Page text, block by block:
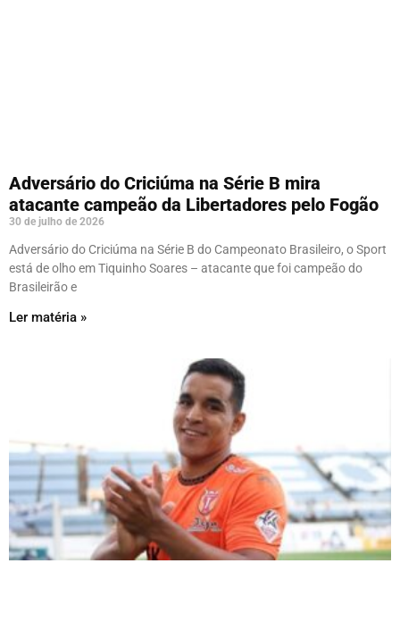
Adversário do Criciúma na Série B mira
atacante campeão da Libertadores pelo Fogão
30 de julho de 2026
Adversário do Criciúma na Série B do Campeonato Brasileiro, o Sport
está de olho em Tiquinho Soares – atacante que foi campeão do
Brasileirão e
Ler matéria »